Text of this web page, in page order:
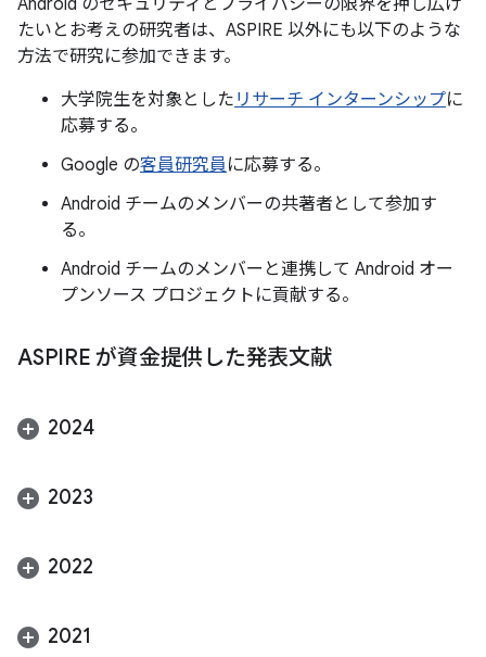
Android のセキュリティとプライバシーの限界を押し広げ
たいとお考えの研究者は、ASPIRE 以外にも以下のような
方法で研究に参加できます。
大学院生を対象とした リサーチ インターンシップに
応募する。
Google の客員研究員に応募する。
Android チームのメンバーの共著者として参加す
る。
Android チームのメンバーと連携して Android オー
プンソース プロジェクトに貢献する。
ASPIRE が資金提供した発表文献
2024
2023
2022
2021